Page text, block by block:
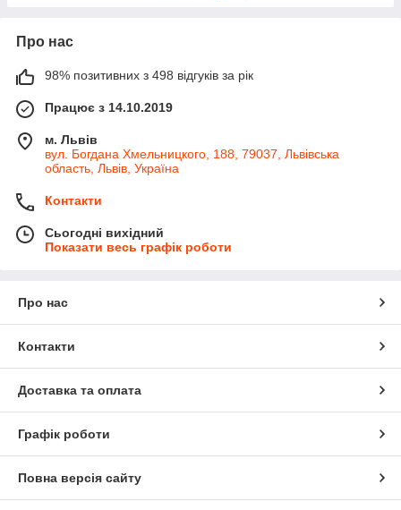
Про нас
98% позитивних з 498 відгуків за рік
Працює з 14.10.2019
м. Львів
вул. Богдана Хмельницкого, 188, 79037, Львівська
область, Львів, Україна
Контакти
Сьогодні вихідний
Показати весь графік роботи
Про нас
Контакти
Доставка та оплата
Графік роботи
Повна версія сайту